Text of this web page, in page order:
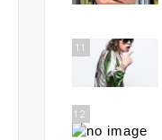
11
12